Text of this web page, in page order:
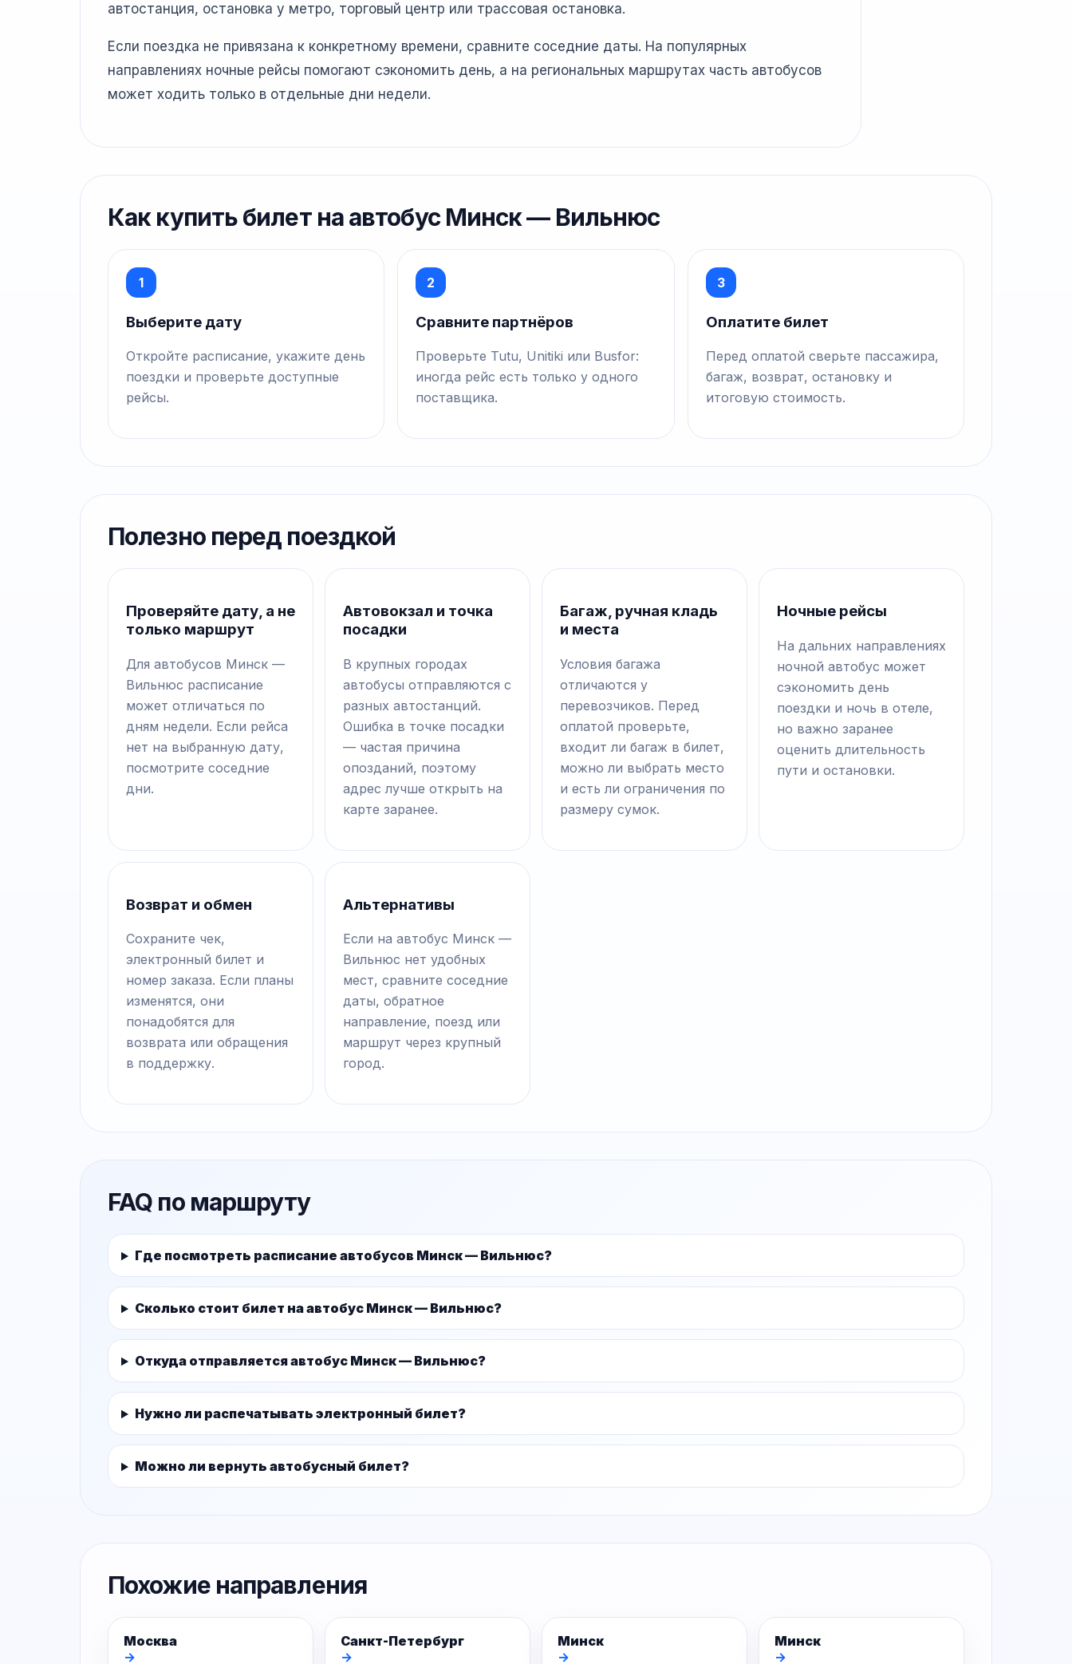
автостанция, остановка у метро, торговый центр или трассовая остановка.
Если поездка не привязана к конкретному времени, сравните соседние даты. На популярных
направлениях ночные рейсы помогают сэкономить день, а на региональных маршрутах часть автобусов
может ходить только в отдельные дни недели.
Как купить билет на автобус Минск — Вильнюс
1
Выберите дату
Откройте расписание, укажите день
поездки и проверьте доступные
рейсы.
2
Сравните партнёров
Проверьте Tutu, Unitiki или Busfor:
иногда рейс есть только у одного
поставщика.
3
Оплатите билет
Перед оплатой сверьте пассажира,
багаж, возврат, остановку и
итоговую стоимость.
Полезно перед поездкой
Проверяйте дату, а не
только маршрут
Для автобусов Минск —
Вильнюс расписание
может отличаться по
дням недели. Если рейса
нет на выбранную дату,
посмотрите соседние
дни.
Автовокзал и точка
посадки
В крупных городах
автобусы отправляются с
разных автостанций.
Ошибка в точке посадки
— частая причина
опозданий, поэтому
адрес лучше открыть на
карте заранее.
Багаж, ручная кладь
и места
Условия багажа
отличаются у
перевозчиков. Перед
оплатой проверьте,
входит ли багаж в билет,
можно ли выбрать место
и есть ли ограничения по
размеру сумок.
Ночные рейсы
На дальних направлениях
ночной автобус может
сэкономить день
поездки и ночь в отеле,
но важно заранее
оценить длительность
пути и остановки.
Возврат и обмен
Сохраните чек,
электронный билет и
номер заказа. Если планы
изменятся, они
понадобятся для
возврата или обращения
в поддержку.
Альтернативы
Если на автобус Минск —
Вильнюс нет удобных
мест, сравните соседние
даты, обратное
направление, поезд или
маршрут через крупный
город.
FAQ по маршруту
Где посмотреть расписание автобусов Минск — Вильнюс?
Сколько стоит билет на автобус Минск — Вильнюс?
Откуда отправляется автобус Минск — Вильнюс?
Нужно ли распечатывать электронный билет?
Можно ли вернуть автобусный билет?
Похожие направления
Москва
→
Санкт-Петербург
→
Минск
→
Минск
→